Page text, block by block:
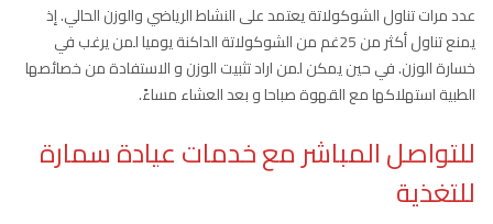
عدد مرات تناول الشوكولاتة يعتمد على النشاط الرياضي والوزن الحالي. إذ
يمنع تناول أكثر من 25غم من الشوكولاتة الداكنة يوميا لمن يرغب في
خسارة الوزن. في حين يمكن لمن اراد تثبيت الوزن و الاستفادة من خصائصها
الطبية استهلاكها مع القهوة صباحا و بعد العشاء مساءً.
للتواصل المباشر مع خدمات عيادة سمارة
للتغذية